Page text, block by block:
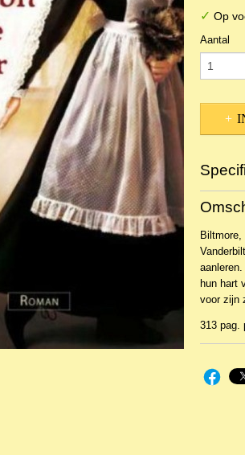
✓ Op
Aantal
EAN
hun hart
voor zijn
313 pag.